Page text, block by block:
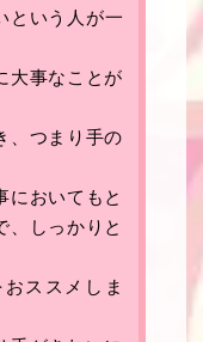
という人が一
大事なことが
、つまり手の
においてもと
、しっかりと
ススメしま